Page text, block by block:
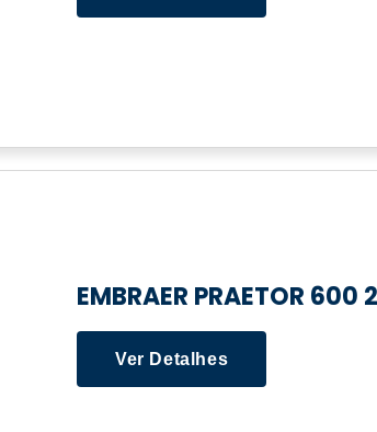
EMBRAER PRAETOR 600
Ver Detalhes